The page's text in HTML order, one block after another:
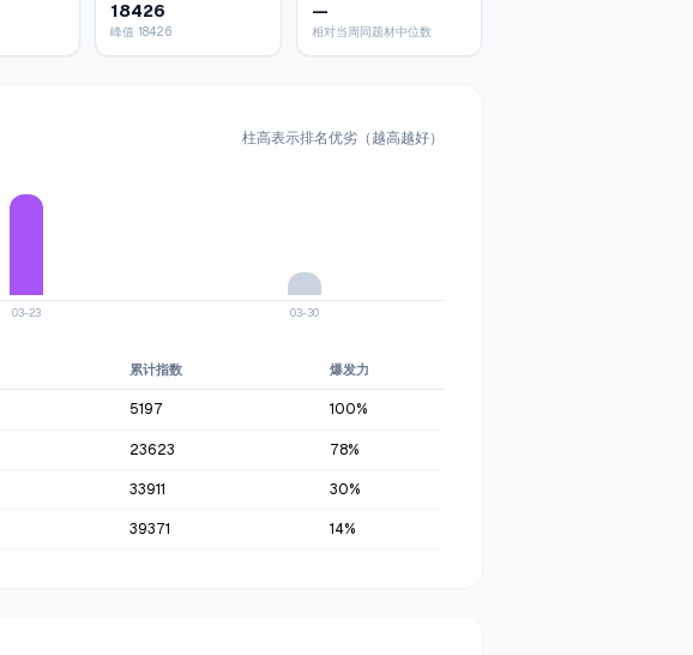
18426
峰值 18426
—
相对当周同题材中位数
柱高表示排名优劣（越高越好）
03-23 03-30
累计指数 爆发力
5197 100%
23623 78%
33911 30%
39371 14%